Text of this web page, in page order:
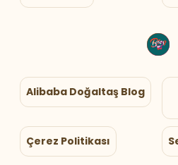
Alibaba Doğaltaş Blog
Çerez Politikası